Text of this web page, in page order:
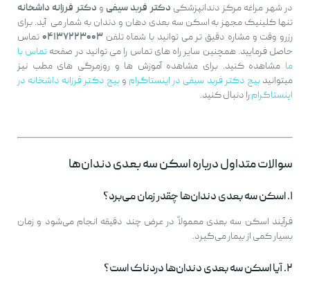
در شهر مراغه مرکز دندانپزشکی دکتر فربد سیفی و دکتر فرزانه داشخانه
تنها کلینیک مجهز به اسکن سه بعدی دهان و دندان به شمار می آید. برای
رزرو وقت و مشاره دقیق تر می توانید با شماه تلفن۰۴۱۳۷۲۲۳۰۰۳ تماس
حاصل فرمایید. همچنین سایر راه های تماس را می توانید در صفحه تماس با
ما مشاهده کنید. برای مشاهده آموزش ها و روزمرگی های مطب نیز
میتوانیدپیج دکتر فربد سیفی در اینستاگرام وپیج دکتر فرزانه داشخانه در
اینستاگرامرا دنبال کنید.
سوالات متداول درباره اسکن سه بعدی دندان‌ها
۱. اسکن سه بعدی دندان‌ها چقدر زمان می‌برد؟
فرآیند اسکن سه بعدی معمولاً در عرض چند دقیقه انجام می‌شود و زمان
بسیار کمی از بیمار می‌گیرد.
۲. آیا اسکن سه بعدی دندان‌ها دردناک است؟